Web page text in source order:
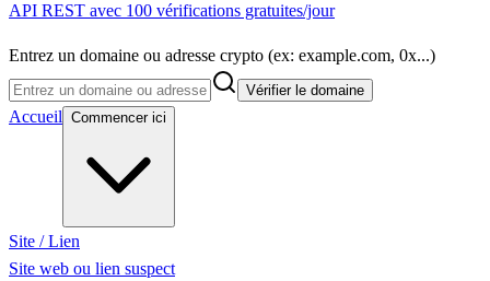
API REST avec 100 vérifications gratuites/jour
Entrez un domaine ou adresse crypto (ex: example.com, 0x...)
Vérifier le domaine
Accueil Commencer ici
Site / Lien
Site web ou lien suspect